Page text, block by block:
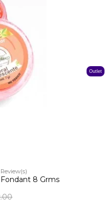
8 Grms
Outlet